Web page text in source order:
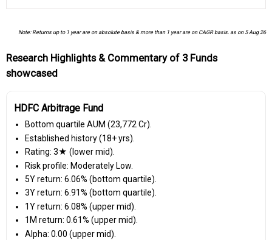
Note: Returns up to 1 year are on absolute basis & more than 1 year are on CAGR basis. as on 5 Aug 26
Research Highlights & Commentary of 3 Funds
showcased
HDFC Arbitrage Fund
Bottom quartile AUM (₹23,772 Cr).
Established history (18+ yrs).
Rating: 3★ (lower mid).
Risk profile: Moderately Low.
5Y return: 6.06% (bottom quartile).
3Y return: 6.91% (bottom quartile).
1Y return: 6.08% (upper mid).
1M return: 0.61% (upper mid).
Alpha: 0.00 (upper mid).